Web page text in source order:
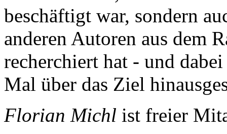
beschäftigt war, sondern
anderen Autoren aus dem
recherchiert hat - und
Mal über das Ziel
Florian Michl ist freier